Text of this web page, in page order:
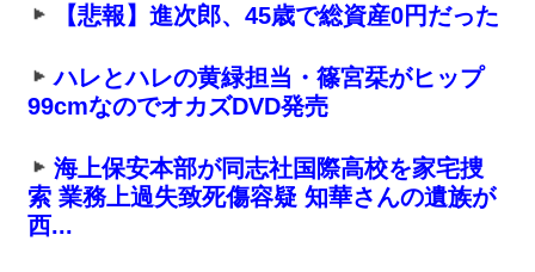
【悲報】進次郎、45歳で総資産0円だった
ハレとハレの黄緑担当・篠宮栞がヒップ
99cmなのでオカズDVD発売
海上保安本部が同志社国際高校を家宅捜
索 業務上過失致死傷容疑 知華さんの遺族が
西...